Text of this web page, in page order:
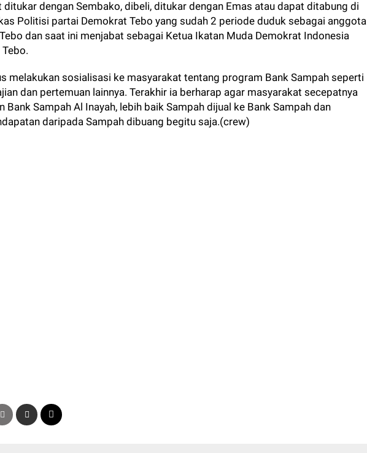
ditukar dengan Sembako, dibeli, ditukar dengan Emas atau dapat ditabung di
Politisi partai Demokrat Tebo yang sudah 2 periode duduk sebagai anggota
dan saat ini menjabat sebagai Ketua Ikatan Muda Demokrat Indonesia
melakukan sosialisasi ke masyarakat tentang program Bank Sampah seperti
dan pertemuan lainnya. Terakhir ia berharap agar masyarakat secepatnya
Bank Sampah Al Inayah, lebih baik Sampah dijual ke Bank Sampah dan
daripada Sampah dibuang begitu saja.(crew)